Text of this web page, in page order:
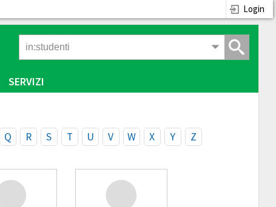
Login
SERVIZI
Q R S T U V W X Y Z